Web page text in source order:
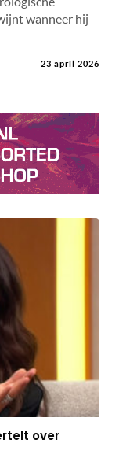
wanneer hij
23 april 2026
over